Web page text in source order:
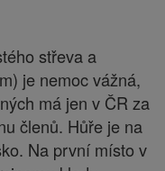
střeva a
je nemoc vážná,
má jen v ČR za
členů. Hůře je na
Na první místo v